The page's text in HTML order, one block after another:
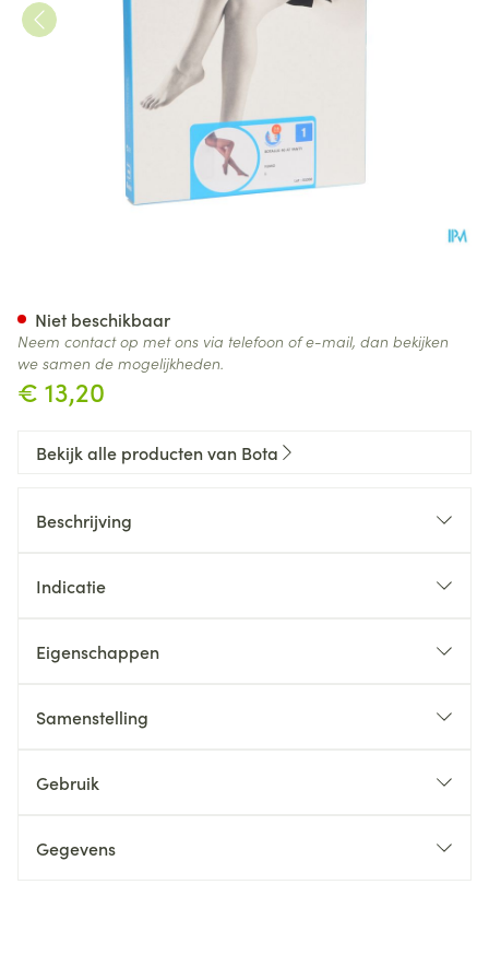
€ 13,20
Niet beschikbaar
Neem contact op met ons via telefoon of e-mail, dan bekijken
we samen de mogelijkheden.
Bekijk alle producten van Bota
Beschrijving
Indicatie
Eigenschappen
Samenstelling
Gebruik
Gegevens